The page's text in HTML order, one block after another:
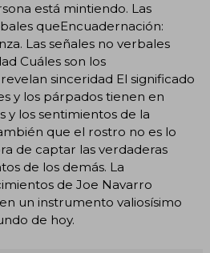
está mintiendo. Las
queEncuadernación:
Las señales no verbales
Cuáles son los
sinceridad El significado
y los párpados tienen en
y los sentimientos de la
que el rostro no es lo
de captar las verdaderas
de los demás. La
de Joe Navarro
un instrumento valiosísimo
de hoy.